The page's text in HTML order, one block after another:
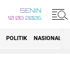
SENIN
10 08 2026
POLITIK NASIONAL